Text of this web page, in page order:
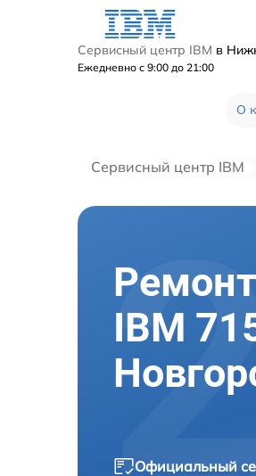
Сервисный центр IBM в
Ежедневно с 9:00 до 21:00
О
Сервисный центр IBM
IBM
Официальный